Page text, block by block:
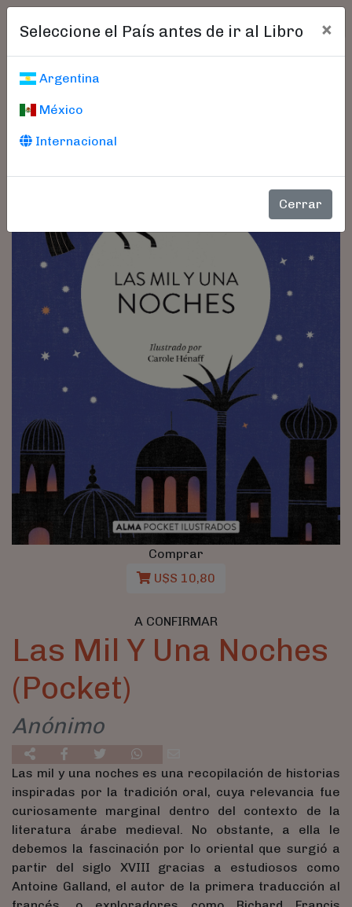
Seleccione el País antes de ir al Libro ×
Argentina
México
Internacional
Cerrar
Comprar
U$S 10,80
A CONFIRMAR
Las Mil Y Una Noches
(Pocket)
Anónimo
Las mil y una noches es una recopilación de historias
inspiradas por la tradición oral, cuya relevancia fue
curiosamente marginal dentro del contexto de la
literatura árabe medieval. No obstante, a ella le
debemos la fascinación por lo oriental que surgió a
partir del siglo XVIII gracias a estudiosos como
Antoine Galland, el autor de la primera traducción al